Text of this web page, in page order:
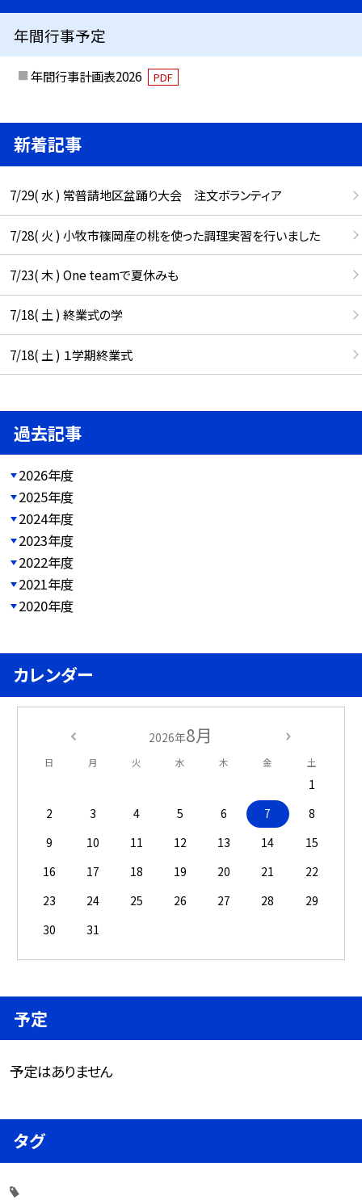
年間行事予定
年間行事計画表2026 PDF
新着記事
7/29( 水 ) 常普請地区盆踊り大会 注文ボランティア
7/28( 火 ) 小牧市篠岡産の桃を使った調理実習を行いました
7/23( 木 ) One teamで夏休みも
7/18( 土 ) 終業式の学
7/18( 土 ) １学期終業式
過去記事
2026年度
2025年度
2024年度
2023年度
2022年度
2021年度
2020年度
カレンダー
2026年8月
日 月 火 水 木 金 土
1
2
3 4 5 6 7
8
9
10 11 12 13 14
15
16
17 18 19 20 21
22
23
24 25 26 27 28
29
30
31
予定
予定はありません
タグ